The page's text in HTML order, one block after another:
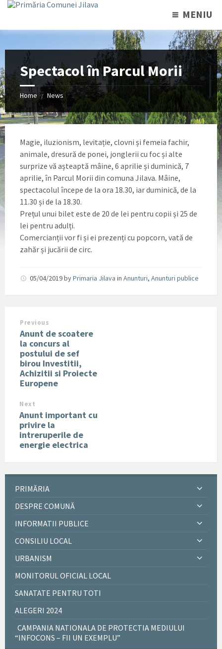
MENIU
Spectacol în Parcul Morii
Home / News
Magie, iluzionism, levitație, clovni și femeia fachir,
animale, dresură de ponei, jonglerii cu foc și alte
surprize vă așteaptă mâine, 6 aprilie și duminică, 7
aprilie, în Parcul Morii din comuna Jilava. Mâine,
spectacolul începe de la ora 18.30, iar duminică, de la
11.30 și de la 18.30.
Prețul unui bilet este de 20 de lei pentru copii și 25 de
lei pentru adulți.
Comercianții vor fi și ei prezenți cu popcorn, vată de
zahăr și jucării de circ.
05/04/2019byPrimaria Jilava in Anunturi, Anunturi publice
Previous
Anunt de scoatere
la concurs al
postului de sef
birou Investitii,
Achizitii si Proiecte
Europene
Next
Anunt important cu
privire la
intreruperile de
energie electrica
PRIMĂRIA
DESPRE COMUNĂ
INFORMATII PUBLICE
CONSILIU LOCAL
URBANISM
MONITORUL OFICIAL LOCAL
SANATATE PENTRU TOTI
ALEGERI 2024
CAMPANIA NATIONALA DE PROTECTIA MEDIULUI
“INFOCONS – FII UN EXEMPLU”